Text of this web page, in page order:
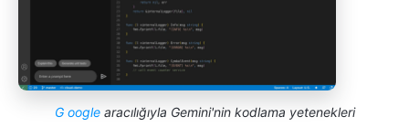
G ooglearacılığıyla Gemini'nin kodlama yetenekleri